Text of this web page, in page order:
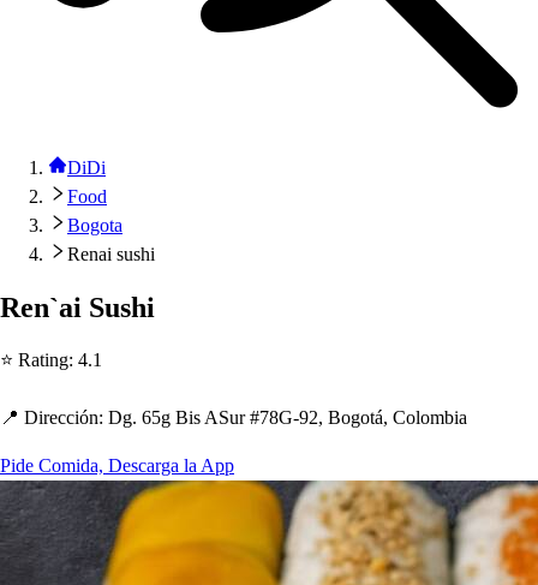
DiDi
Food
Bogota
Renai sushi
Ren`ai Sushi
⭐ Rating: 4.1
📍 Dirección: Dg. 65g Bis ASur #78G-92, Bogotá, Colombia
Pide Comida, Descarga la App